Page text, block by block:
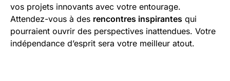
vos projets innovants avec votre entourage.
Attendez-vous à des rencontres inspirantes qui
pourraient ouvrir des perspectives inattendues. Votre
indépendance d’esprit sera votre meilleur atout.